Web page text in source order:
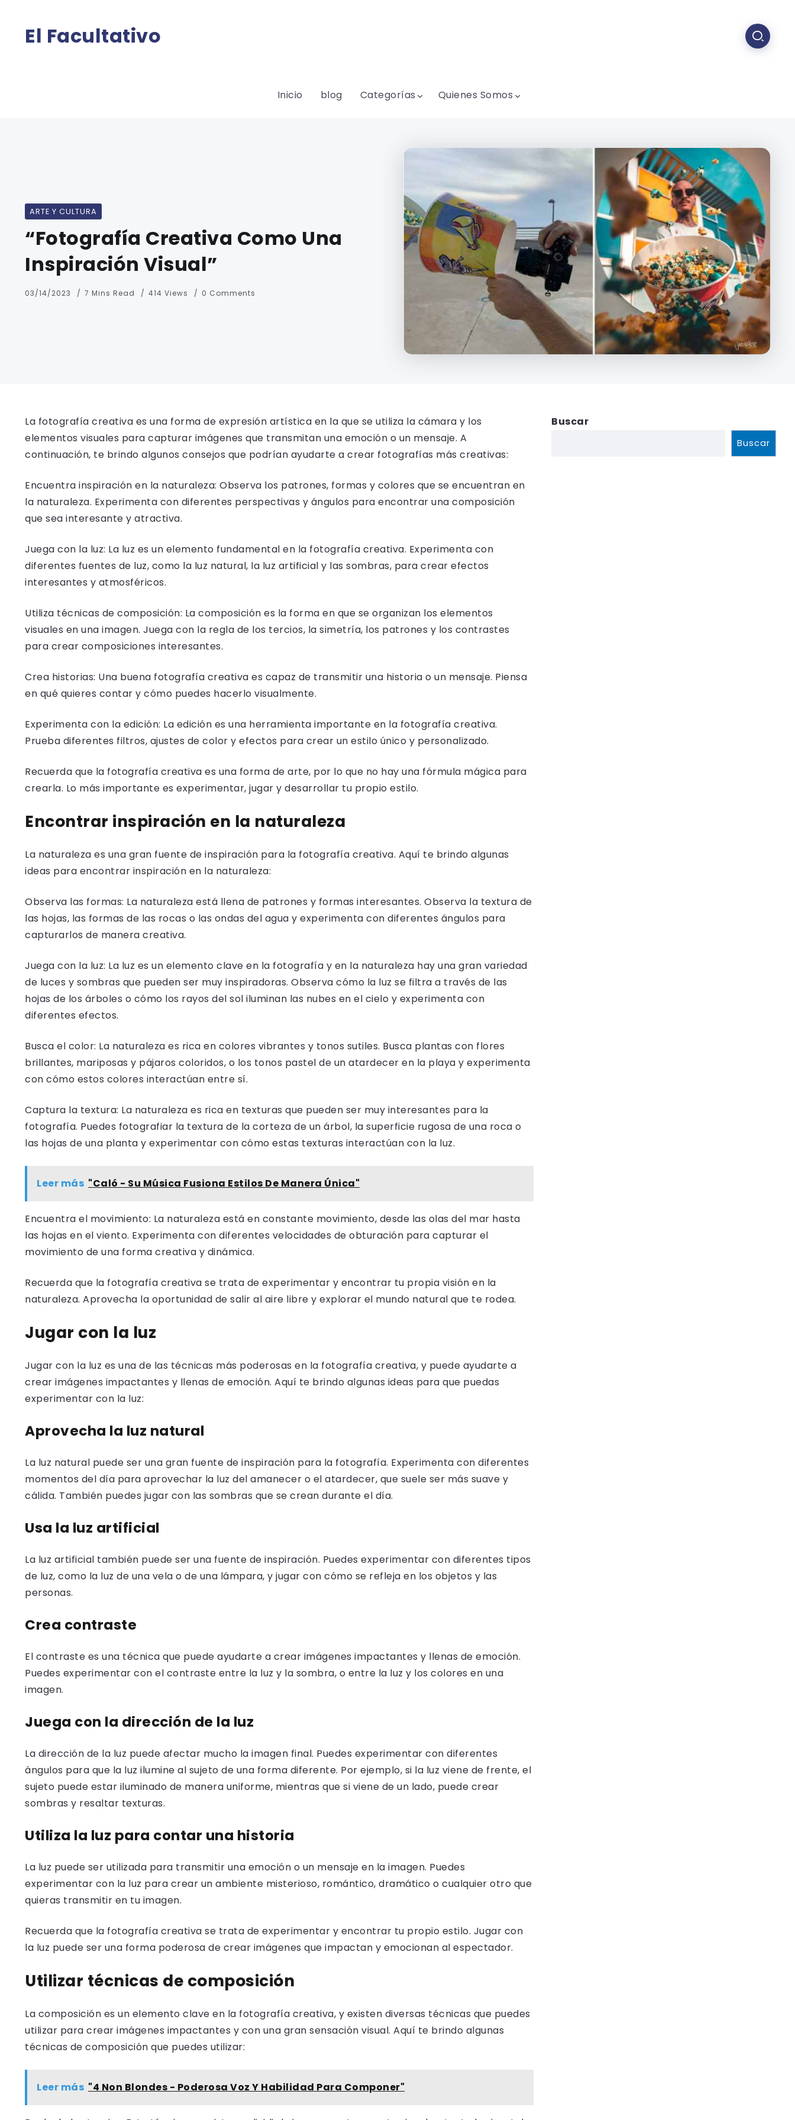
El Facultativo
Inicio blog Categorías Quienes Somos
ARTE Y CULTURA
“Fotografía Creativa Como Una
Inspiración Visual”
03/14/2023 7 Mins Read 414 Views 0 Comments
La fotografía creativa es una forma de expresión artística en la que se utiliza la cámara y los
elementos visuales para capturar imágenes que transmitan una emoción o un mensaje. A
continuación, te brindo algunos consejos que podrían ayudarte a crear fotografías más creativas:
Encuentra inspiración en la naturaleza: Observa los patrones, formas y colores que se encuentran en
la naturaleza. Experimenta con diferentes perspectivas y ángulos para encontrar una composición
que sea interesante y atractiva.
Juega con la luz: La luz es un elemento fundamental en la fotografía creativa. Experimenta con
diferentes fuentes de luz, como la luz natural, la luz artificial y las sombras, para crear efectos
interesantes y atmosféricos.
Utiliza técnicas de composición: La composición es la forma en que se organizan los elementos
visuales en una imagen. Juega con la regla de los tercios, la simetría, los patrones y los contrastes
para crear composiciones interesantes.
Crea historias: Una buena fotografía creativa es capaz de transmitir una historia o un mensaje. Piensa
en qué quieres contar y cómo puedes hacerlo visualmente.
Experimenta con la edición: La edición es una herramienta importante en la fotografía creativa.
Prueba diferentes filtros, ajustes de color y efectos para crear un estilo único y personalizado.
Recuerda que la fotografía creativa es una forma de arte, por lo que no hay una fórmula mágica para
crearla. Lo más importante es experimentar, jugar y desarrollar tu propio estilo.
Encontrar inspiración en la naturaleza
La naturaleza es una gran fuente de inspiración para la fotografía creativa. Aquí te brindo algunas
ideas para encontrar inspiración en la naturaleza:
Observa las formas: La naturaleza está llena de patrones y formas interesantes. Observa la textura de
las hojas, las formas de las rocas o las ondas del agua y experimenta con diferentes ángulos para
capturarlos de manera creativa.
Juega con la luz: La luz es un elemento clave en la fotografía y en la naturaleza hay una gran variedad
de luces y sombras que pueden ser muy inspiradoras. Observa cómo la luz se filtra a través de las
hojas de los árboles o cómo los rayos del sol iluminan las nubes en el cielo y experimenta con
diferentes efectos.
Busca el color: La naturaleza es rica en colores vibrantes y tonos sutiles. Busca plantas con flores
brillantes, mariposas y pájaros coloridos, o los tonos pastel de un atardecer en la playa y experimenta
con cómo estos colores interactúan entre sí.
Captura la textura: La naturaleza es rica en texturas que pueden ser muy interesantes para la
fotografía. Puedes fotografiar la textura de la corteza de un árbol, la superficie rugosa de una roca o
las hojas de una planta y experimentar con cómo estas texturas interactúan con la luz.
Leer más "Caló - Su Música Fusiona Estilos De Manera Única"
Encuentra el movimiento: La naturaleza está en constante movimiento, desde las olas del mar hasta
las hojas en el viento. Experimenta con diferentes velocidades de obturación para capturar el
movimiento de una forma creativa y dinámica.
Recuerda que la fotografía creativa se trata de experimentar y encontrar tu propia visión en la
naturaleza. Aprovecha la oportunidad de salir al aire libre y explorar el mundo natural que te rodea.
Jugar con la luz
Jugar con la luz es una de las técnicas más poderosas en la fotografía creativa, y puede ayudarte a
crear imágenes impactantes y llenas de emoción. Aquí te brindo algunas ideas para que puedas
experimentar con la luz:
Aprovecha la luz natural
La luz natural puede ser una gran fuente de inspiración para la fotografía. Experimenta con diferentes
momentos del día para aprovechar la luz del amanecer o el atardecer, que suele ser más suave y
cálida. También puedes jugar con las sombras que se crean durante el día.
Usa la luz artificial
La luz artificial también puede ser una fuente de inspiración. Puedes experimentar con diferentes tipos
de luz, como la luz de una vela o de una lámpara, y jugar con cómo se refleja en los objetos y las
personas.
Crea contraste
El contraste es una técnica que puede ayudarte a crear imágenes impactantes y llenas de emoción.
Puedes experimentar con el contraste entre la luz y la sombra, o entre la luz y los colores en una
imagen.
Juega con la dirección de la luz
La dirección de la luz puede afectar mucho la imagen final. Puedes experimentar con diferentes
ángulos para que la luz ilumine al sujeto de una forma diferente. Por ejemplo, si la luz viene de frente, el
sujeto puede estar iluminado de manera uniforme, mientras que si viene de un lado, puede crear
sombras y resaltar texturas.
Utiliza la luz para contar una historia
La luz puede ser utilizada para transmitir una emoción o un mensaje en la imagen. Puedes
experimentar con la luz para crear un ambiente misterioso, romántico, dramático o cualquier otro que
quieras transmitir en tu imagen.
Recuerda que la fotografía creativa se trata de experimentar y encontrar tu propio estilo. Jugar con
la luz puede ser una forma poderosa de crear imágenes que impactan y emocionan al espectador.
Utilizar técnicas de composición
La composición es un elemento clave en la fotografía creativa, y existen diversas técnicas que puedes
utilizar para crear imágenes impactantes y con una gran sensación visual. Aquí te brindo algunas
técnicas de composición que puedes utilizar:
Leer más "4 Non Blondes - Poderosa Voz Y Habilidad Para Componer"
Buscar
Buscar